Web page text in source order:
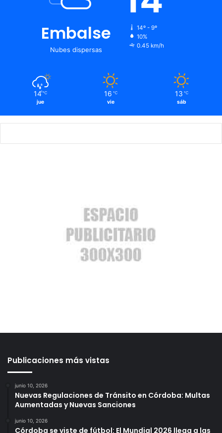
Embalse
Nubes dispersas
14º - 9º
10%
0.45 km/h
14 ℃
jue
16 ℃
vie
13 ℃
sáb
Publicaciones más vistas
junio 10, 2026
Nuevas Regulaciones de Tránsito en Córdoba: Multas
Aumentadas y Nuevas Sanciones
junio 10, 2026
Córdoba se viste de fútbol: El Mundial 2026 llega a las